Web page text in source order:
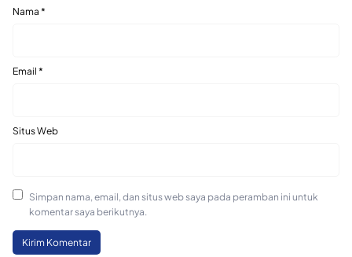
Nama *
Email *
Situs Web
Simpan nama, email, dan situs web saya pada peramban ini untuk
komentar saya berikutnya.